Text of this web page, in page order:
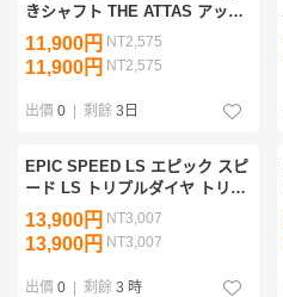
きシャフト THE ATTAS アッタ
ス 6 (S) シャフト単品
11,900円 NT2,575
11,900円 NT2,575
出價 0 | 剩餘 3日
EPIC SPEED LS エピック スピ
ード LS トリプルダイヤ トリプ
ルダイヤモンド 9° ヘッド単品
ヘッドカバー付き TAFシリアル
13,900円 NT3,007
13,900円 NT3,007
出價 0 | 剩餘 3 時